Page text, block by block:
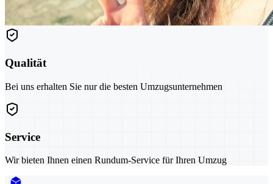
Qualität
Bei uns erhalten Sie nur die besten Umzugsunternehmen
Service
Wir bieten Ihnen einen Rundum-Service für Ihren Umzug